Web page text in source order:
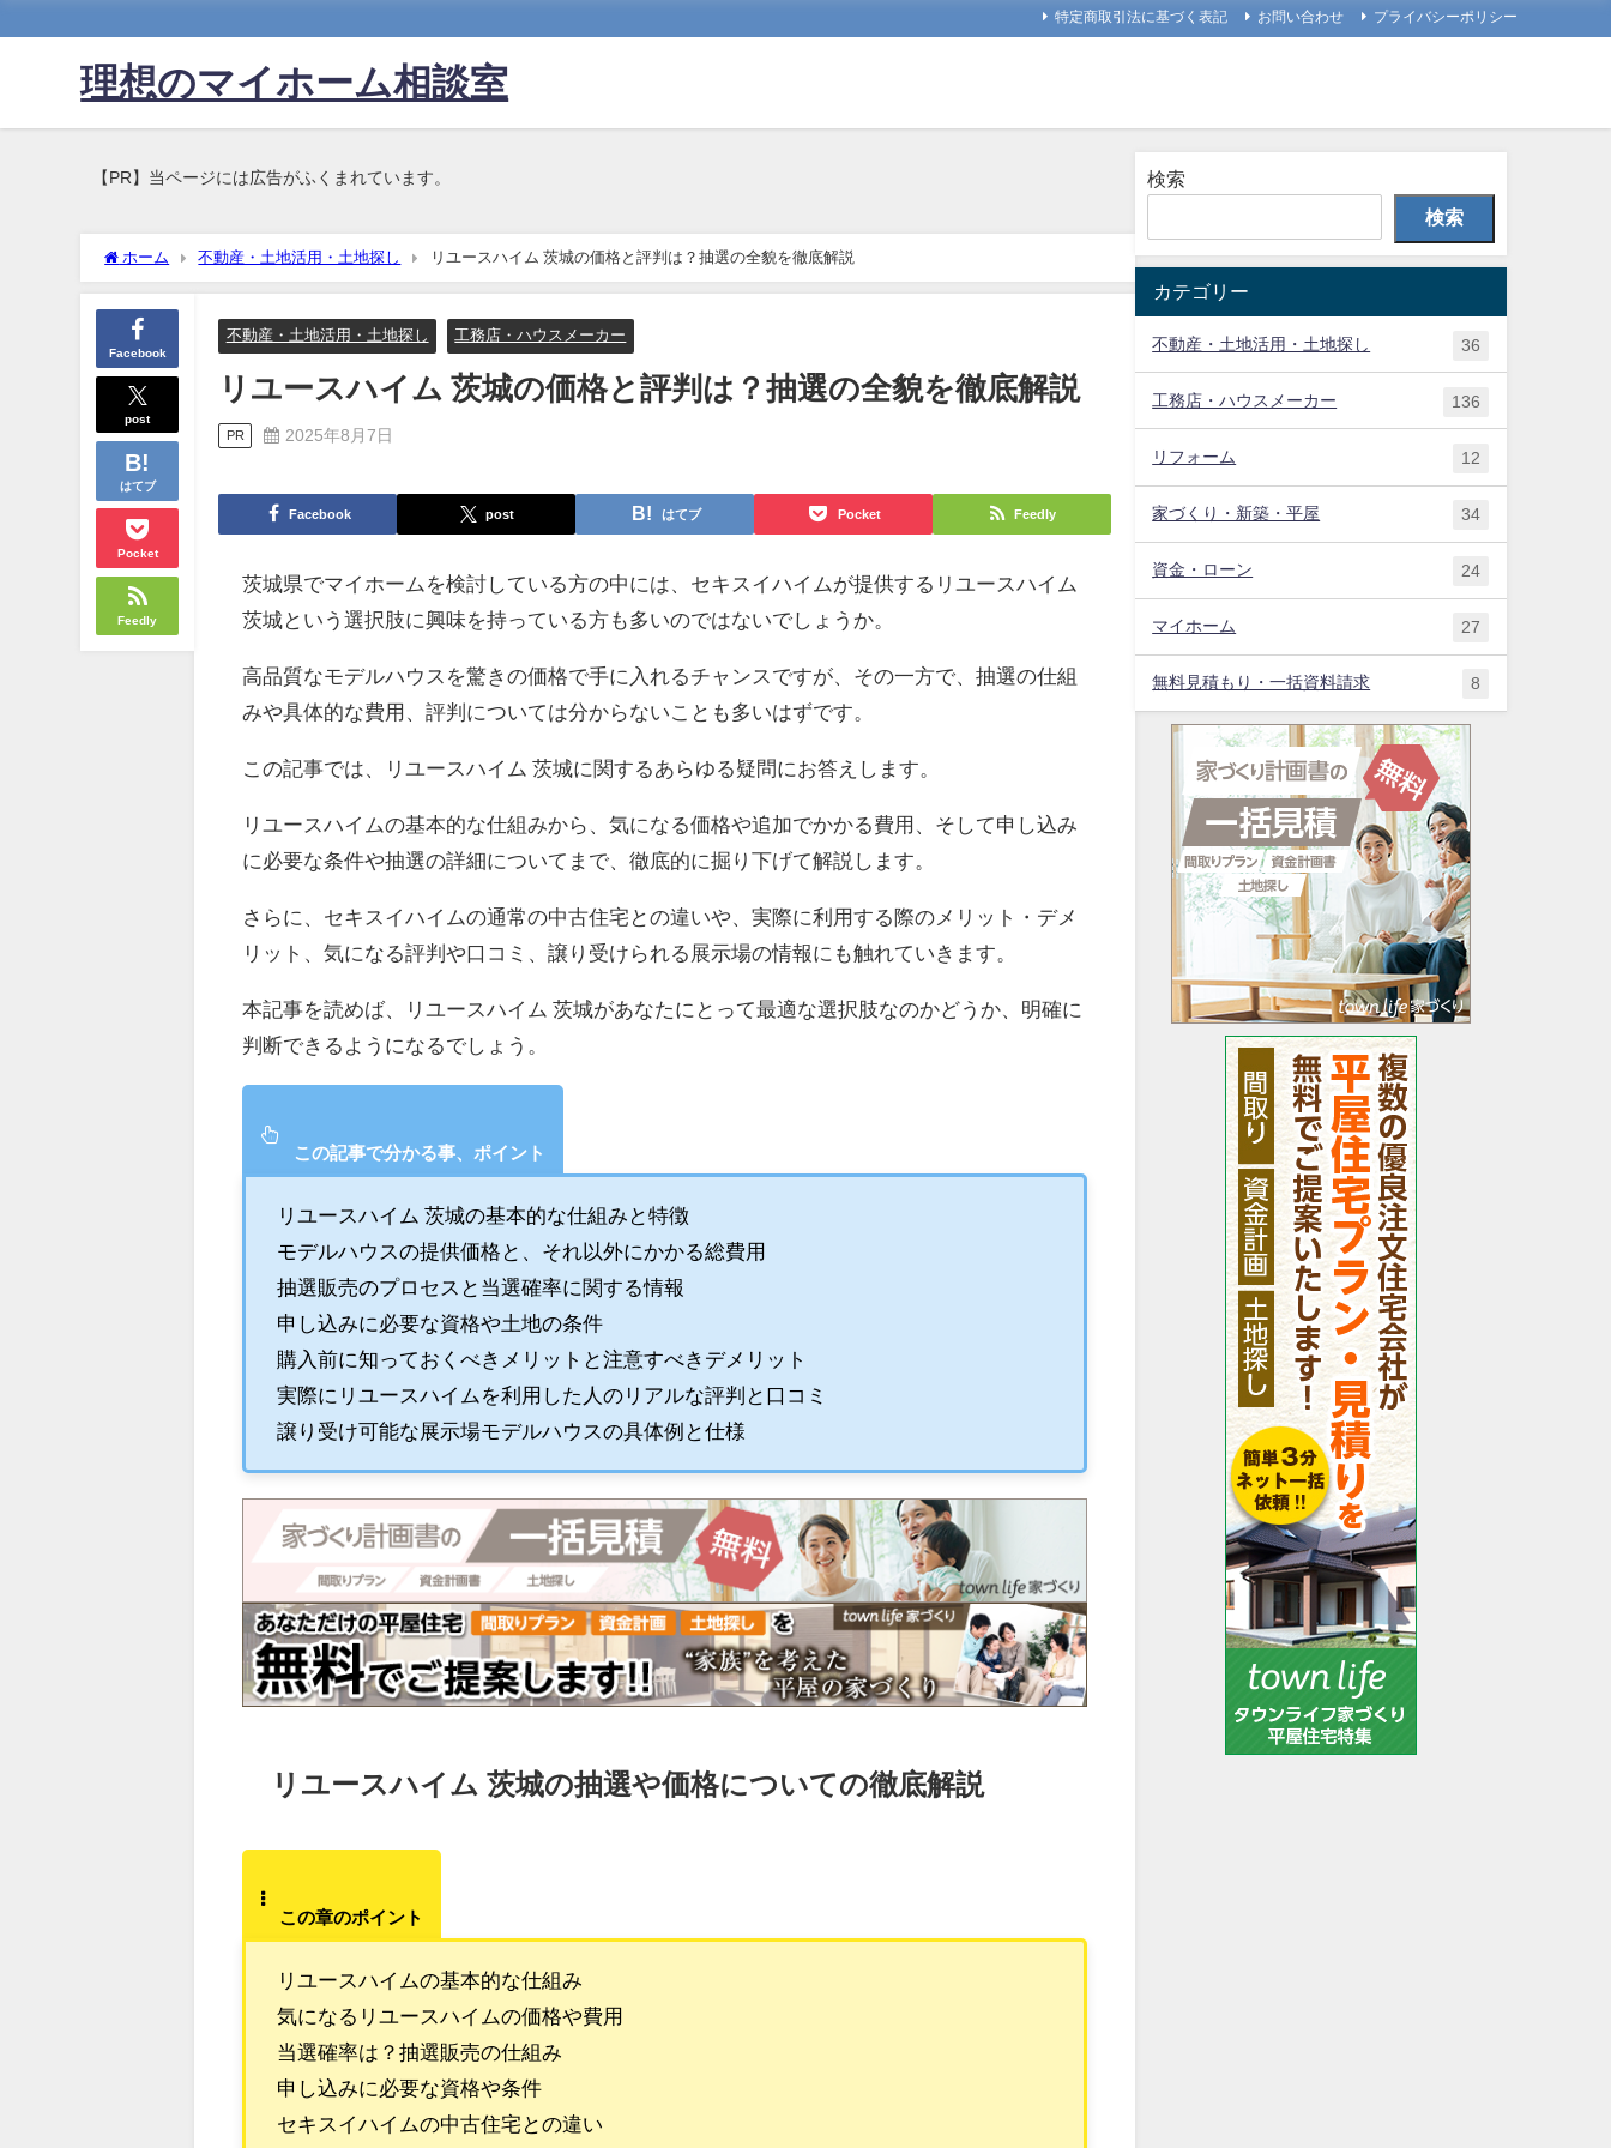
特定商取引法に基づく表記 お問い合わせ プライバシーポリシー
理想のマイホーム相談室
【PR】当ページには広告がふくまれています。
ホーム 不動産・土地活用・土地探し リユースハイム 茨城の価格と評判は？抽選の全貌を徹底解説
Facebook
post
はてブ
Pocket
Feedly
不動産・土地活用・土地探し 工務店・ハウスメーカー
リユースハイム 茨城の価格と評判は？抽選の全貌を徹底解説
PR 2025年8月7日
Facebook post はてブ Pocket Feedly
茨城県でマイホームを検討している方の中には、セキスイハイムが提供するリユースハイム
茨城という選択肢に興味を持っている方も多いのではないでしょうか。
高品質なモデルハウスを驚きの価格で手に入れるチャンスですが、その一方で、抽選の仕組
みや具体的な費用、評判については分からないことも多いはずです。
この記事では、リユースハイム 茨城に関するあらゆる疑問にお答えします。
リユースハイムの基本的な仕組みから、気になる価格や追加でかかる費用、そして申し込み
に必要な条件や抽選の詳細についてまで、徹底的に掘り下げて解説します。
さらに、セキスイハイムの通常の中古住宅との違いや、実際に利用する際のメリット・デメ
リット、気になる評判や口コミ、譲り受けられる展示場の情報にも触れていきます。
本記事を読めば、リユースハイム 茨城があなたにとって最適な選択肢なのかどうか、明確に
判断できるようになるでしょう。
この記事で分かる事、ポイント
リユースハイム 茨城の基本的な仕組みと特徴
モデルハウスの提供価格と、それ以外にかかる総費用
抽選販売のプロセスと当選確率に関する情報
申し込みに必要な資格や土地の条件
購入前に知っておくべきメリットと注意すべきデメリット
実際にリユースハイムを利用した人のリアルな評判と口コミ
譲り受け可能な展示場モデルハウスの具体例と仕様
リユースハイム 茨城の抽選や価格についての徹底解説
この章のポイント
リユースハイムの基本的な仕組み
気になるリユースハイムの価格や費用
当選確率は？抽選販売の仕組み
申し込みに必要な資格や条件
セキスイハイムの中古住宅との違い
検索
検索
カテゴリー
不動産・土地活用・土地探し 36
工務店・ハウスメーカー 136
リフォーム 12
家づくり・新築・平屋 34
資金・ローン 24
マイホーム 27
無料見積もり・一括資料請求 8